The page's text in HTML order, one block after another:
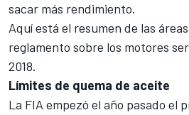
sacar más rendimiento.
Aquí está el resumen de las
reglamento sobre los motores
2018.
Límites de quema de aceite
La FIA empezó el año pasado el